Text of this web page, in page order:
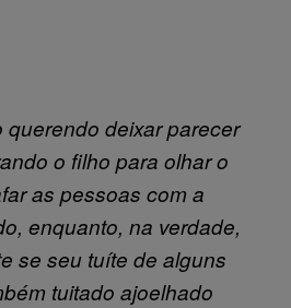
querendo deixar parecer
o filho para olhar o
as pessoas com a
enquanto, na verdade,
se seu tuíte de alguns
tuitado ajoelhado